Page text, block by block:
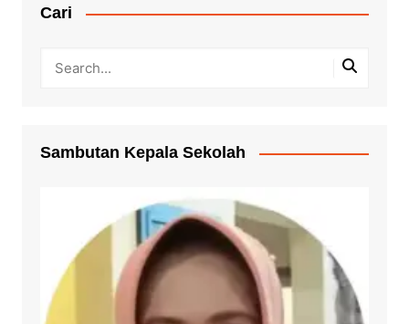
Cari
Sambutan Kepala Sekolah